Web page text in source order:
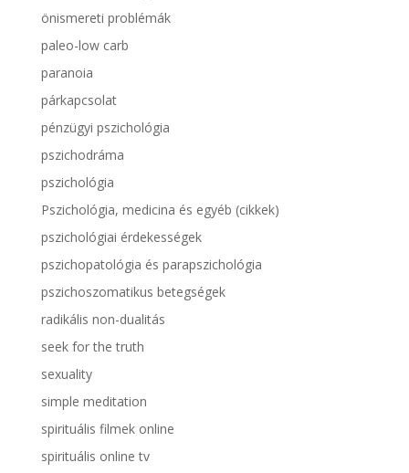
önismereti problémák
paleo-low carb
paranoia
párkapcsolat
pénzügyi pszichológia
pszichodráma
pszichológia
Pszichológia, medicina és egyéb (cikkek)
pszichológiai érdekességek
pszichopatológia és parapszichológia
pszichoszomatikus betegségek
radikális non-dualitás
seek for the truth
sexuality
simple meditation
spirituális filmek online
spirituális online tv